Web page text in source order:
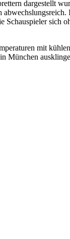
dargestellt
sich
mit
München